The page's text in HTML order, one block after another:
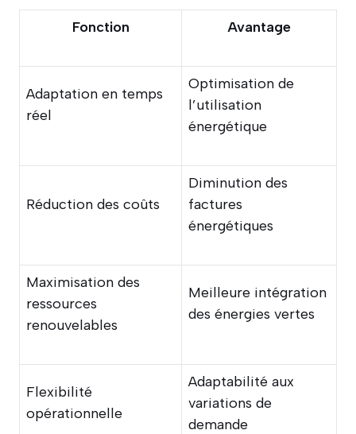
Fonction Avantage
Adaptation en temps
réel
Optimisation de
l’utilisation
énergétique
Réduction des coûts
Diminution des
factures
énergétiques
Maximisation des
ressources
renouvelables
Meilleure intégration
des énergies vertes
Flexibilité
opérationnelle
Adaptabilité aux
variations de
demande